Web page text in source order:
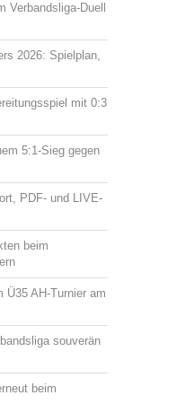
Verbandsliga-Duell
2026: Spielplan,
mit 0:3
5:1-Sieg gegen
PDF- und LIVE-
beim
Ü35 AH-Turnier am
souverän
beim